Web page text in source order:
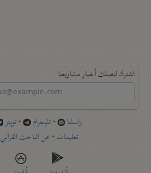
اشترك لتصلك أخبار مشاريعنا
راسلنا •تليجرام •تويتر
تعليمات •عن الباحث القرآني